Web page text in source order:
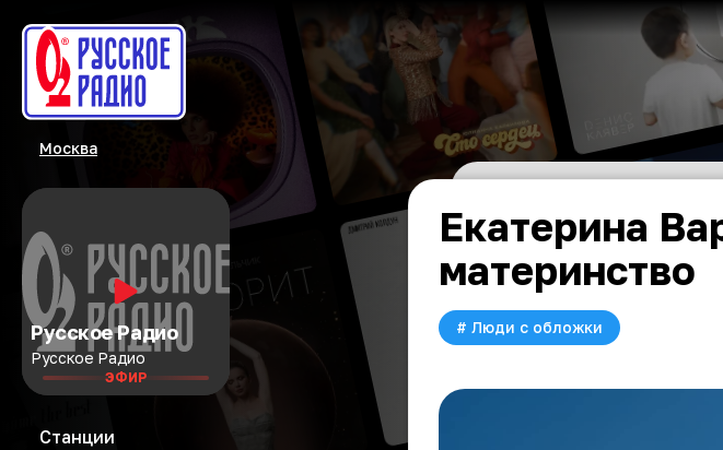
Москва
Русское Радио
Русское Радио
ЭФИР
Станции
Екатерина
материнство
# Люди с обложки